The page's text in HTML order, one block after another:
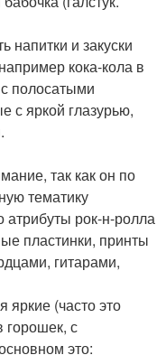
напитки и закуски
кока-кола в
полосатыми
с яркой глазурью,
так как он по
тематику
атрибуты рок-н-ролла
пластинки, принты
гитарами,
яркие (часто это
горошек, с
это: